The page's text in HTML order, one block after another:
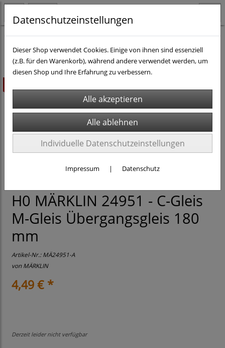
H0 MÄRKLIN 24951 - C-Gleis
M-Gleis Übergangsgleis 180
mm
Artikel-Nr.:MÄ24951-A
vonMÄRKLIN
4,49 € *
Derzeit leider nicht verfügbar
Datenschutzeinstellungen
Dieser Shop verwendet Cookies. Einige von ihnen sind essenziell
(z.B. für den Warenkorb), während andere verwendet werden, um
diesen Shop und Ihre Erfahrung zu verbessern.
Individuelle Datenschutzeinstellungen
Impressum | Datenschutz